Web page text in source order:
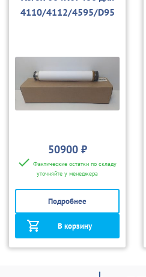
4110/4112/4595/D95
50900 ₽
Фактические остатки по складу
уточняйте у менеджера
Подробнее
В корзину